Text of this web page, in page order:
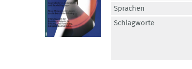
Sprachen
Schlagworte